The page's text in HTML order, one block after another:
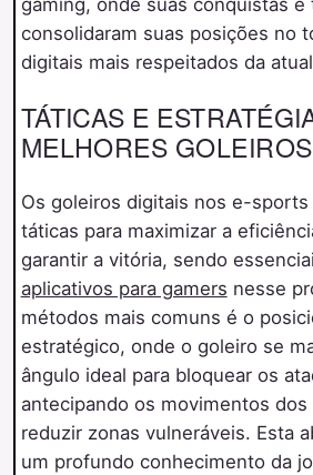
consolidaram suas posições no
digitais mais respeitados da
TÁTICAS E
MELHORES
Os goleiros digitais nos e-
táticas para maximizar a
garantir a vitória, sendo
aplicativos para gamers nesse
métodos mais comuns é o
estratégico, onde o goleiro se
ângulo ideal para bloquear os
antecipando os movimentos
reduzir zonas vulneráveis. Esta
um profundo conhecimento da